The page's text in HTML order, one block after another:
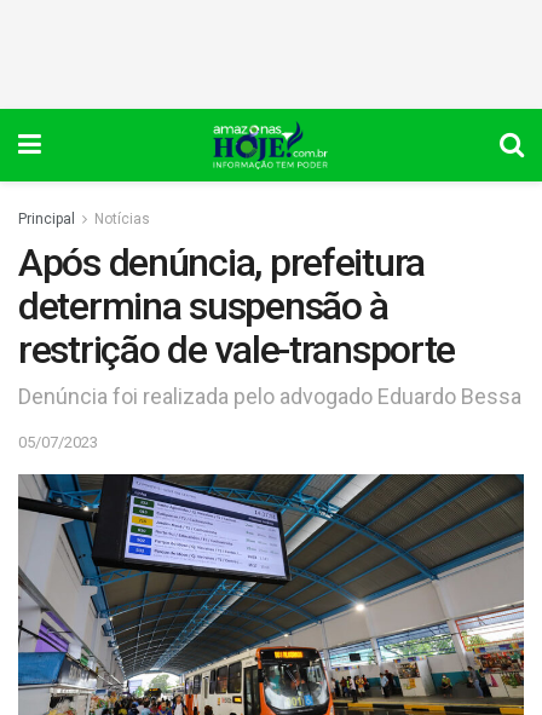
Principal Notícias
Após denúncia, prefeitura
determina suspensão à
restrição de vale-transporte
Denúncia foi realizada pelo advogado Eduardo Bessa
05/07/2023